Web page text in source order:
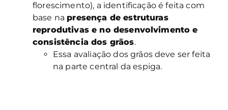
florescimento), a identificação é feita com
base na presença de estruturas
reprodutivas e no desenvolvimento e
consistência dos grãos.
Essa avaliação dos grãos deve ser feita
na parte central da espiga.